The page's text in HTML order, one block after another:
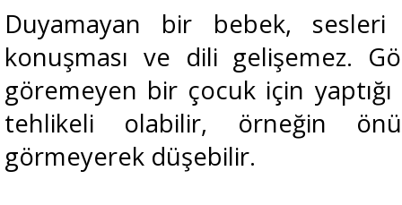
Duyamayan bir bebek, sesleri
konuşması ve dili gelişemez.
göremeyen bir çocuk için
tehlikeli olabilir, örneğin
görmeyerek düşebilir.